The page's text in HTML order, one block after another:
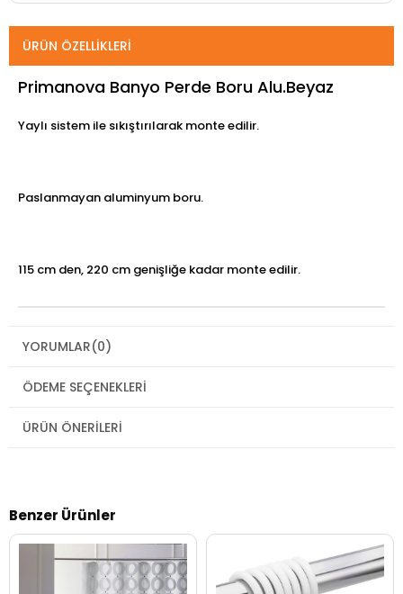
ÜRÜN ÖZELLIKLERI
Primanova Banyo Perde Boru Alu.Beyaz
Yaylı sistem ile sıkıştırılarak monte edilir.
Paslanmayan aluminyum boru.
115 cm den, 220 cm genişliğe kadar monte edilir.
YORUMLAR(0)
ÖDEME SEÇENEKLERI
ÜRÜN ÖNERILERI
Benzer Ürünler